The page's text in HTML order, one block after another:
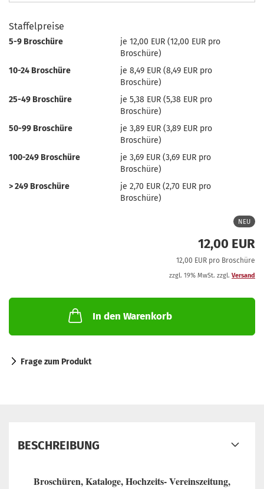
Staffelpreise
5-9 Broschüre
je 12,00 EUR (12,00 EUR pro
Broschüre)
10-24 Broschüre
je 8,49 EUR (8,49 EUR pro
Broschüre)
25-49 Broschüre
je 5,38 EUR (5,38 EUR pro
Broschüre)
50-99 Broschüre
je 3,89 EUR (3,89 EUR pro
Broschüre)
100-249 Broschüre
je 3,69 EUR (3,69 EUR pro
Broschüre)
> 249 Broschüre
je 2,70 EUR (2,70 EUR pro
Broschüre)
NEU
12,00 EUR
12,00 EUR pro Broschüre
zzgl. 19% MwSt. zzgl. Versand
In den Warenkorb
Frage zum Produkt
BESCHREIBUNG
Broschüren, Kataloge, Hochzeits- Vereinszeitung,